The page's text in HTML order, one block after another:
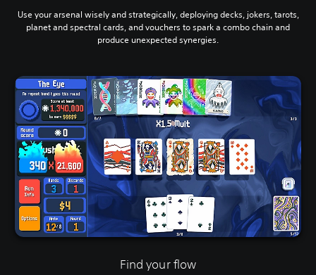
Use your arsenal wisely and strategically, deploying decks, jokers, tarots,
planet and spectral cards, and vouchers to spark a combo chain and
produce unexpected synergies.
Find your flow